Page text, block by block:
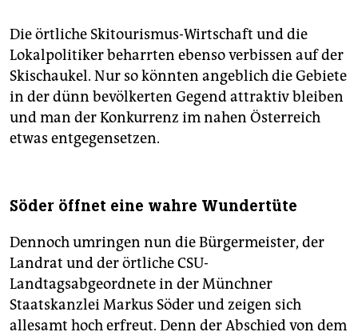
Die örtliche Skitourismus-Wirtschaft und die
Lokalpolitiker beharrten ebenso verbissen auf der
Skischaukel. Nur so könnten angeblich die Gebiete
in der dünn bevölkerten Gegend attraktiv bleiben
und man der Konkurrenz im nahen Österreich
etwas entgegensetzen.
Söder öffnet eine wahre Wundertüte
Dennoch umringen nun die Bürgermeister, der
Landrat und der örtliche CSU-
Landtagsabgeordnete in der Münchner
Staatskanzlei Markus Söder und zeigen sich
allesamt hoch erfreut. Denn der Abschied von dem